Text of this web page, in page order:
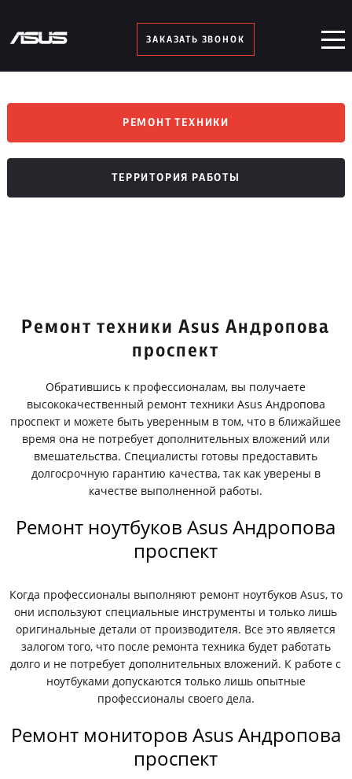
ЗАКАЗАТЬ ЗВОНОК
РЕМОНТ ТЕХНИКИ
ТЕРРИТОРИЯ РАБОТЫ
Ремонт техники Asus Андропова
проспект
Обратившись к профессионалам, вы получаете
высококачественный ремонт техники Asus Андропова
проспект и можете быть уверенным в том, что в ближайшее
время она не потребует дополнительных вложений или
вмешательства. Специалисты готовы предоставить
долгосрочную гарантию качества, так как уверены в
качестве выполненной работы.
Ремонт ноутбуков Asus Андропова
проспект
Когда профессионалы выполняют ремонт ноутбуков Asus, то
они используют специальные инструменты и только лишь
оригинальные детали от производителя. Все это является
залогом того, что после ремонта техника будет работать
долго и не потребует дополнительных вложений. К работе с
ноутбуками допускаются только лишь опытные
профессионалы своего дела.
Ремонт мониторов Asus Андропова
проспект